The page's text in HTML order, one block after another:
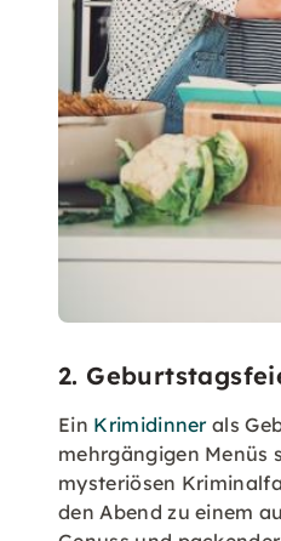
2.
Ein Krimidinnerals
mehrgängigen Menüs
mysteriösen
den Abend zu einem